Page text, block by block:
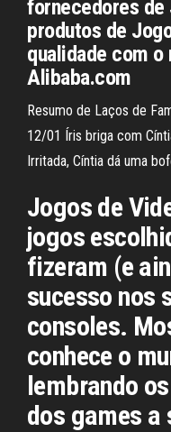
fornecedores de
produtos de
qualidade com
Alibaba.com
Resumo de Laços de
12/01 Íris briga com
Irritada, Cíntia dá uma
Jogos de
jogos
fizeram (e
sucesso nos
consoles.
conhece o
lembrando
dos games a